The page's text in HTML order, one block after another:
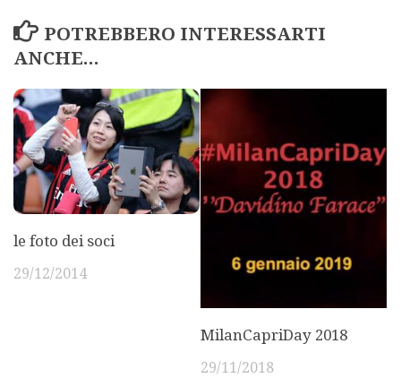
POTREBBERO INTERESSARTI
ANCHE...
le foto dei soci
29/12/2014
MilanCapriDay 2018
29/11/2018